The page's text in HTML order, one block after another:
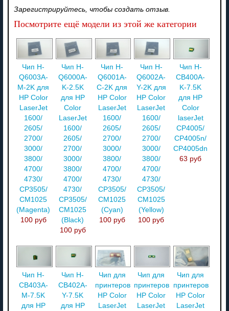
Зарегистрируйтесь, чтобы создать отзыв.
Посмотрите ещё модели из этой же категории
Чип H-
Q6003A-
M-2K для
HP Color
LaserJet
1600/
2605/
2700/
3000/
3800/
4700/
4730/
CP3505/
CM1025
(Magenta)
100 руб
Чип H-
Q6000A-
K-2.5K
для HP
Color
LaserJet
1600/
2605/
2700/
3000/
3800/
4700/
4730/
CP3505/
CM1025
(Black)
100 руб
Чип H-
Q6001A-
C-2K для
HP Color
LaserJet
1600/
2605/
2700/
3000/
3800/
4700/
4730/
CP3505/
CM1025
(Cyan)
100 руб
Чип H-
Q6002A-
Y-2K для
HP Color
LaserJet
1600/
2605/
2700/
3000/
3800/
4700/
4730/
CP3505/
CM1025
(Yellow)
100 руб
Чип H-
CB400A-
K-7.5K
для HP
Color
laserJet
CP4005/
CP4005n/
CP4005dn
63 руб
Чип H-
CB403A-
M-7.5K
для HP
Чип H-
CB402A-
Y-7.5K
для HP
Чип для
принтеров
HP Color
LaserJet
Чип для
принтеров
HP Color
LaserJet
Чип для
принтеров
HP Color
LaserJet